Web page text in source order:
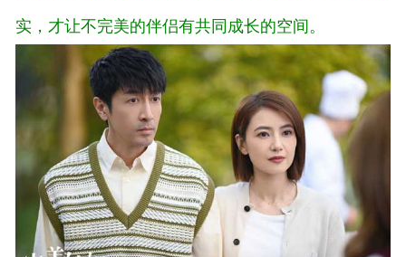
实，才让不完美的伴侣有共同成长的空间。